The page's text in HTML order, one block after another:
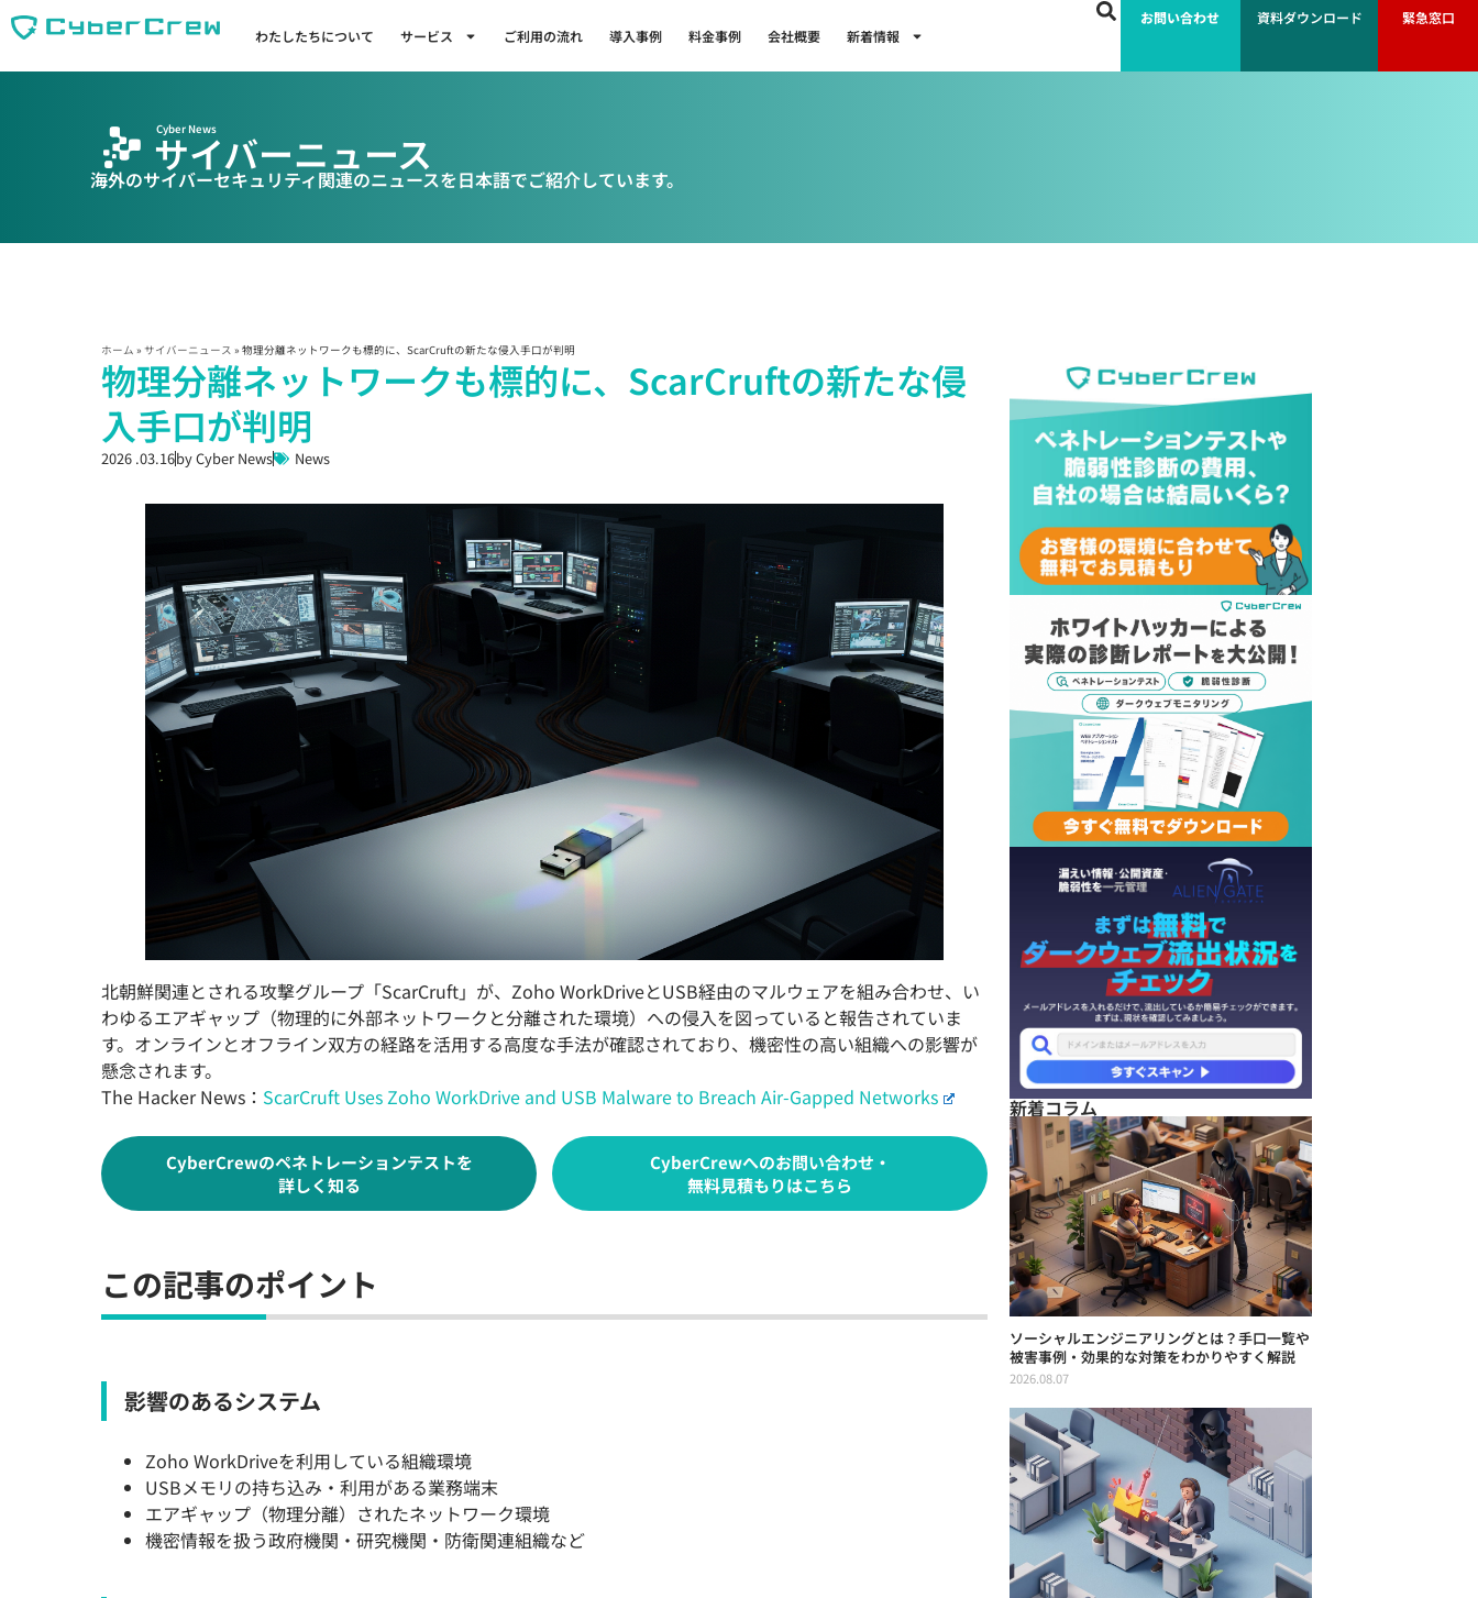
わたしたちについて サービス ご利用の流れ 導入事例 料金事例 会社概要 新着情報
お問い合わせ 資料ダウンロード 緊急窓口
サイバーニュース
Cyber News
海外のサイバーセキュリティ関連のニュースを日本語でご紹介しています。
ホーム » サイバーニュース » 物理分離ネットワークも標的に、ScarCruftの新たな侵入手口が判明
物理分離ネットワークも標的に、ScarCruftの新たな侵
入手口が判明
2026 .03.16byCyber News News
北朝鮮関連とされる攻撃グループ「ScarCruft」が、Zoho WorkDriveとUSB経由のマルウェアを組み合わせ、い
わゆるエアギャップ（物理的に外部ネットワークと分離された環境）への侵入を図っていると報告されていま
す。オンラインとオフライン双方の経路を活用する高度な手法が確認されており、機密性の高い組織への影響が
懸念されます。
The Hacker News： ScarCruft Uses Zoho WorkDrive and USB Malware to Breach Air-Gapped Networks
CyberCrewのペネトレーションテストを
詳しく知る
CyberCrewへのお問い合わせ・
無料見積もりはこちら
この記事のポイント
影響のあるシステム
Zoho WorkDriveを利用している組織環境
USBメモリの持ち込み・利用がある業務端末
エアギャップ（物理分離）されたネットワーク環境
機密情報を扱う政府機関・研究機関・防衛関連組織など
新着コラム
ソーシャルエンジニアリングとは？手口一覧や
被害事例・効果的な対策をわかりやすく解説
2026.08.07